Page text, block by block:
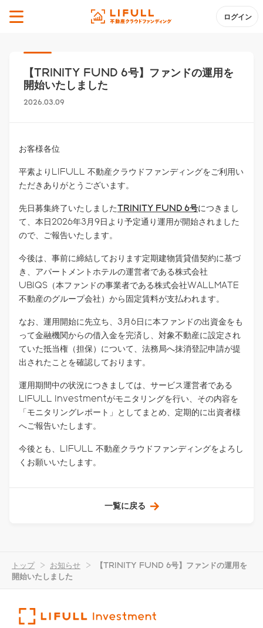
ログイン
【TRINITY FUND 6号】ファンドの運用を
開始いたしました
2026.03.09
お客様各位
平素よりLIFULL 不動産クラウドファンディングをご利用い
ただきありがとうございます。
先日募集終了いたしましたTRINITY FUND 6号につきまし
て、本日2026年3月9日より予定通り運用が開始されました
ので、ご報告いたします。
今後は、事前に締結しております定期建物賃貸借契約に基づ
き、アパートメントホテルの運営者である株式会社
UBIQS（本ファンドの事業者である株式会社WALLMATE
不動産のグループ会社）から固定賃料が支払われます。
なお、運用開始に先立ち、3月6日に本ファンドの出資金をも
って金融機関からの借入金を完済し、対象不動産に設定され
ていた抵当権（担保）について、法務局へ抹消登記申請が提
出されたことを確認しております。
運用期間中の状況につきましては、サービス運営者である
LIFULL Investmentがモニタリングを行い、その内容を
「モニタリングレポート」としてまとめ、定期的に出資者様
へご報告いたします。
今後とも、LIFULL 不動産クラウドファンディングをよろし
くお願いいたします。
一覧に戻る
トップ > お知らせ >
【TRINITY FUND 6号】ファンドの運用を
開始いたしました